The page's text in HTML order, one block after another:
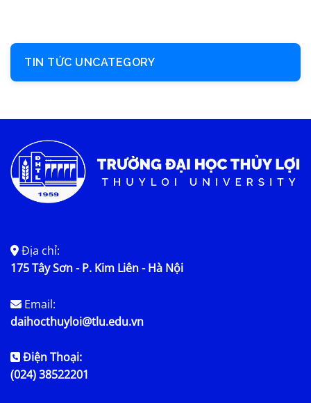
TIN TỨC UNCATEGORY
Địa chỉ:
175 Tây Sơn - P. Kim Liên - Hà Nội
Email:
daihocthuyloi@tlu.edu.vn
Điện Thoại:
(024) 38522201